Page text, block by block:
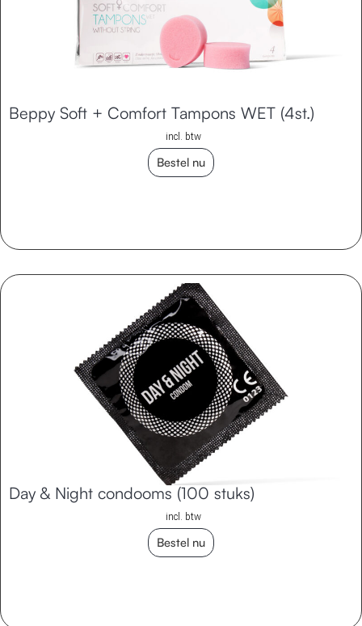
Beppy Soft + Comfort Tampons WET (4st.)
incl. btw
Bestel nu
Day & Night condooms (100 stuks)
incl. btw
Bestel nu